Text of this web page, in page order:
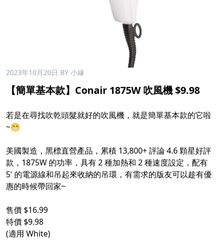
2023年10月20日 BY 小緣
【簡單基本款】Conair 1875W 吹風機 $9.98
若是在尋找吹乾頭髮就好的吹風機，就是簡單基本款的它啦
~😁
美國製造，黑標直營產品，累積 13,800+ 評論 4.6 顆星好評
款，1875W 的功率，具有 2 種加熱和 2 種速度設定，配有
5' 的電源線和吊起來收納的吊環，有需求的版友可以趁有優
惠的時候帶回家~
售價 $16.99
特價 $9.98
(適用 White)